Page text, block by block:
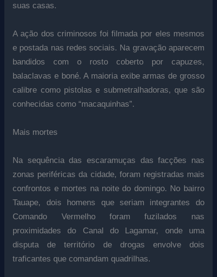
suas casas.
A ação dos criminosos foi filmada por eles mesmos
e postada nas redes sociais. Na gravação aparecem
bandidos com o rosto coberto por capuzes,
balaclavas e boné. A maioria exibe armas de grosso
calibre como pistolas e submetralhadoras, que são
conhecidas como “macaquinhas”.
Mais mortes
Na sequência das escaramuças das facções nas
zonas periféricas da cidade, foram registradas mais
confrontos e mortes na noite do domingo. No bairro
Tauape, dois homens que seriam integrantes do
Comando Vermelho foram fuzilados nas
proximidades do Canal do Lagamar, onde uma
disputa de território de drogas envolve dois
traficantes que comandam quadrilhas.